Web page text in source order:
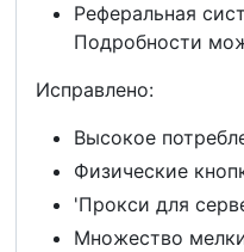
Реферальная
Подробности
Исправлено:
Высокое
Физические
'Прокси для
Множество